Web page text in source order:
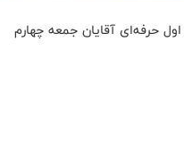
حرفه‌ای آقایان جمعه چهارم